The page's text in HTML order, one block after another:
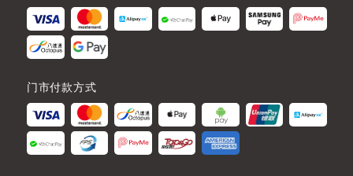
门市付款方式